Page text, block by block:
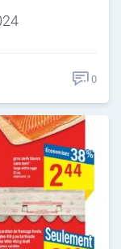
0